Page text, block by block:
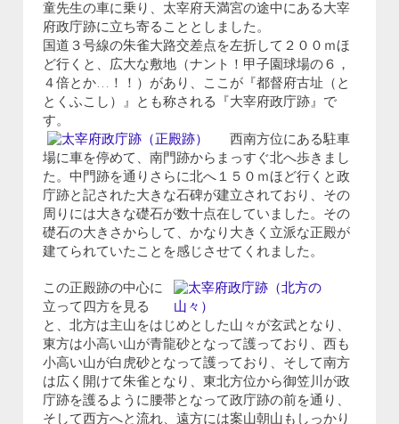
童先生の車に乗り、太宰府天満宮の途中にある大宰
府政庁跡に立ち寄ることとしました。
国道３号線の朱雀大路交差点を左折して２００ｍほ
ど行くと、広大な敷地（ナント！甲子園球場の６，
４倍とか…！！）があり、ここが『都督府古址（と
とくふこし）』とも称される『大宰府政庁跡』で
す。
西南方位にある駐車
場に車を停めて、南門跡からまっすぐ北へ歩きまし
た。中門跡を通りさらに北へ１５０ｍほど行くと政
庁跡と記された大きな石碑が建立されており、その
周りには大きな礎石が数十点在していました。その
礎石の大きさからして、かなり大きく立派な正殿が
建てられていたことを感じさせてくれました。
この正殿跡の中心に
立って四方を見る
と、北方は主山をはじめとした山々が玄武となり、
東方は小高い山が青龍砂となって護っており、西も
小高い山が白虎砂となって護っており、そして南方
は広く開けて朱雀となり、東北方位から御笠川が政
庁跡を護るように腰帯となって政庁跡の前を通り、
そして西方へと流れ、遠方には案山朝山もしっかり